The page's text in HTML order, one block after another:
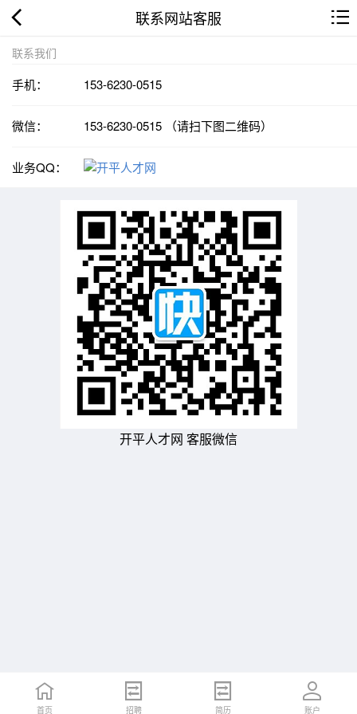
联系网站客服
联系我们
手机： 153-6230-0515
微信： 153-6230-0515 （请扫下图二维码）
业务QQ：
开平人才网 客服微信
首页 招聘 简历 账户